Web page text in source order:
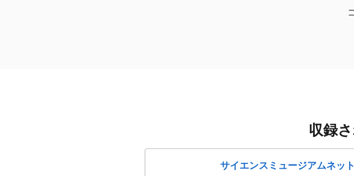
収録
サイエンスミュージアムネット